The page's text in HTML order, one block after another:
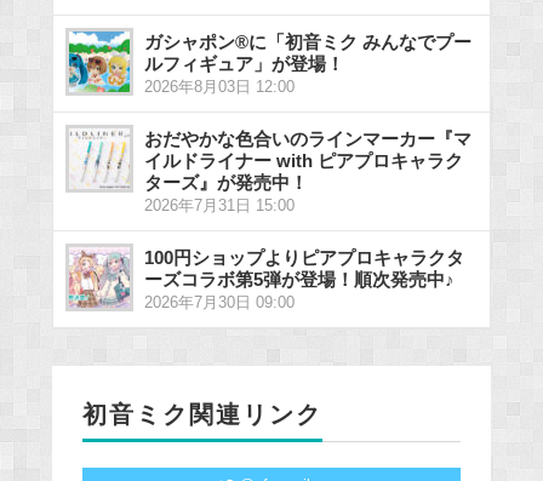
ガシャポン®に「初音ミク みんなでプー
ルフィギュア」が登場！
2026年8月03日 12:00
おだやかな色合いのラインマーカー『マ
イルドライナー with ピアプロキャラク
ターズ』が発売中！
2026年7月31日 15:00
100円ショップよりピアプロキャラクタ
ーズコラボ第5弾が登場！順次発売中♪
2026年7月30日 09:00
初音ミク関連リンク